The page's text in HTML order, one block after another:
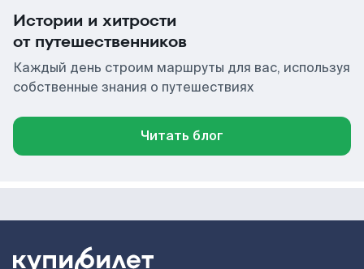
Истории и хитрости
от путешественников
Каждый день строим маршруты для вас, используя
собственные знания о путешествиях
Читать блог